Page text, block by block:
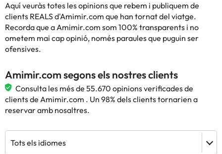
Aquí veuràs totes les opinions que rebem i publiquem de
clients REALS d'Amimir.com que han tornat del viatge.
Recorda que a Amimir.com som 100% transparents i no
ometem mai cap opinió, només paraules que puguin ser
ofensives.
Amimir.com segons els nostres clients
Consulta les més de 55.670 opinions verificades de
clients de Amimir.com . Un 98% dels clients tornarien a
reservar amb nosaltres.